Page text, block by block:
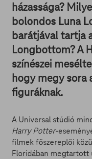
házassága?
bolondos Luna
barátjával tartja
Longbottom? A
színészei
hogy megy
figuráknak.
A Universal stúdió
Harry Potter-
filmek főszereplői
Floridában megtartott